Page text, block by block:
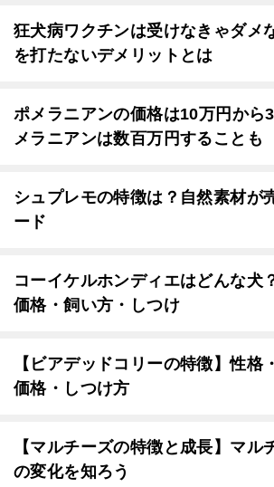
狂犬病ワクチンは受けなきゃダメ
を打たないデメリットとは
ポメラニアンの価格は10万円から
メラニアンは数百万円することも
シュプレモの特徴は？自然素材が
ード
コーイケルホンディエはどんな犬
価格・飼い方・しつけ
【ビアデッドコリーの特徴】性格
価格・しつけ方
【マルチーズの特徴と成長】マル
の変化を知ろう